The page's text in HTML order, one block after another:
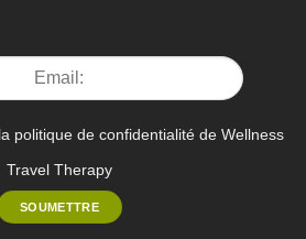
politique de confidentialité de Wellness
Travel Therapy